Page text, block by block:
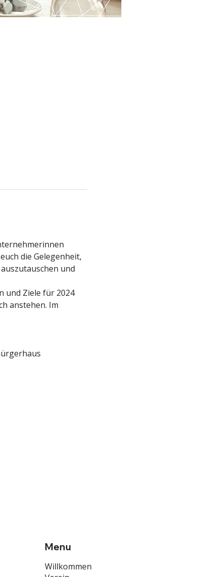
die Gelegenheit,
und
und Ziele für 2024
anstehen. Im
Menu
Willkommen